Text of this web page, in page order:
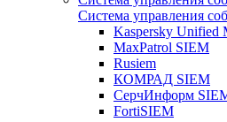
Система управления
Kaspersky Unified
MaxPatrol SIEM
Rusiem
КОМРАД SIEM
СерчИнформ
FortiSIEM